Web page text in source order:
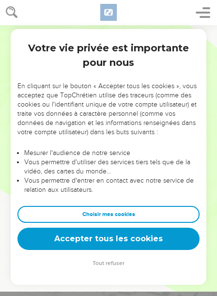
NE MANQUEZ PAS L’ÉVÉNEMENT
DE L’ANNÉE !
ET SI LEURS ERREURS POUVAIENT VOUS ÉVITER LES
VOTRES ?
leur foi ou leur vision. Mais on voit moins les doutes, les erreurs
et les saisons difficiles qu'ils ont traversés, alors même que ce
sont elles qui les ont façonnés.
Dans cette conférence, leaders, entrepreneurs, et responsables
clés pour avancer avec plus de sagesse afin que leurs erreurs
deviennent vos tremplins. Que vous guidiez un ministère, une
équipe, un groupe ou une famille, leur expérience est faite
Votre vie privée est importante
pour nous
En cliquant sur le bouton « Accepter tous les cookies », vous
acceptez que TopChrétien utilise des traceurs (comme des
cookies ou l'identifiant unique de votre compte utilisateur) et
traite vos données à caractère personnel (comme vos
données de navigation et les informations renseignées dans
votre compte utilisateur) dans les buts suivants :
Mesurer l'audience de notre service
Vous permettre d'utiliser des services tiers tels que de la
vidéo, des cartes du monde…
Vous permettre d'entrer en contact avec notre service de
relation aux utilisateurs.
Choisir mes cookies
Accepter tous les cookies
Tout refuser